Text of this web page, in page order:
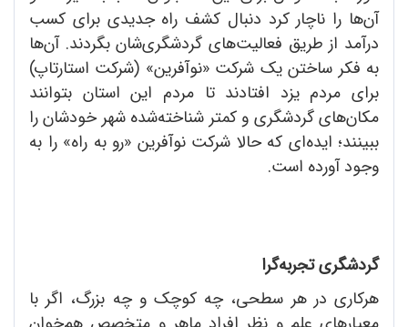
آن‌ها را ناچار کرد دنبال کشف راه جدیدی برای کسب
درآمد از طریق فعالیت‌های گردشگری‌شان بگردند. آن‌ها
به فکر ساختن یک شرکت «نوآفرین» (شرکت استارتاپ)
برای مردم یزد افتادند تا مردم این استان بتوانند
مکان‌های گردشگری و کمتر شناخته‌شده شهر خودشان را
ببینند؛ ایده‌ای که حالا شرکت نوآفرین «رو به راه» را به
وجود آورده است.
گردشگری تجربه‌گرا
هرکاری در هر سطحی، چه کوچک و چه بزرگ، اگر با